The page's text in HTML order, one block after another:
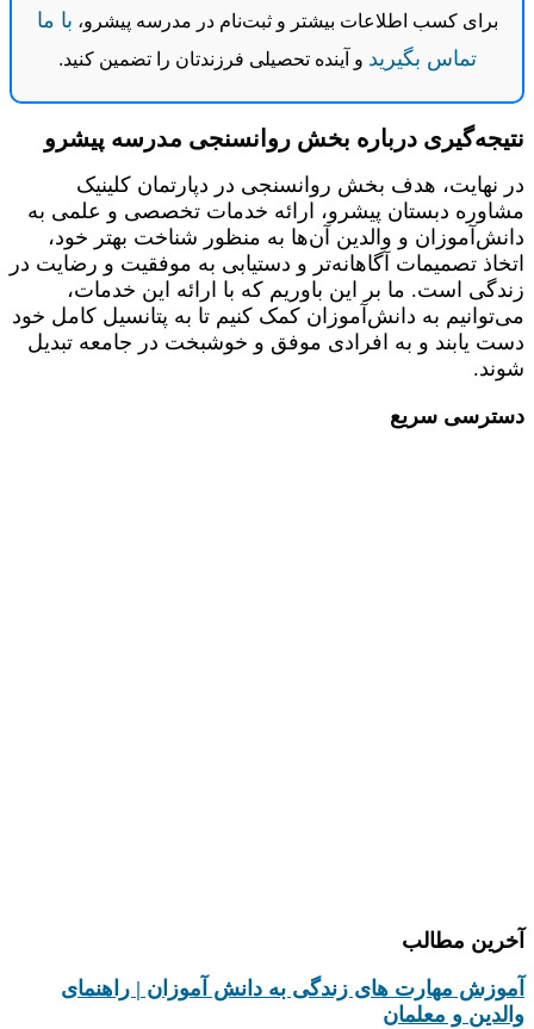
برای کسب اطلاعات بیشتر و ثبت‌نام در مدرسه پیشرو، با ما
تماس بگیرید و آینده تحصیلی فرزندتان را تضمین کنید.
نتیجه‌گیری درباره بخش روانسنجی مدرسه پیشرو
در نهایت، هدف بخش روانسنجی در دپارتمان کلینیک
مشاوره دبستان پیشرو، ارائه خدمات تخصصی و علمی به
دانش‌آموزان و والدین آن‌ها به منظور شناخت بهتر خود،
اتخاذ تصمیمات آگاهانه‌تر و دستیابی به موفقیت و رضایت در
زندگی است. ما بر این باوریم که با ارائه این خدمات،
می‌توانیم به دانش‌آموزان کمک کنیم تا به پتانسیل کامل خود
دست یابند و به افرادی موفق و خوشبخت در جامعه تبدیل
شوند.
دسترسی سریع
آخرین مطالب
آموزش مهارت های زندگی به دانش‌ آموزان | راهنمای
والدین و معلمان